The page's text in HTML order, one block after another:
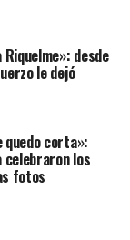
desde
le dejó
quedo corta»:
celebraron los
fotos